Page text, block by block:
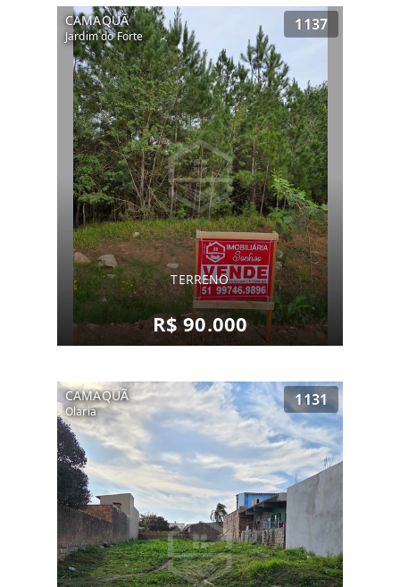
CAMAQUÃ
Jardim do Forte
1137
TERRENO
R$ 90.000
CAMAQUÃ
Olaria
1131